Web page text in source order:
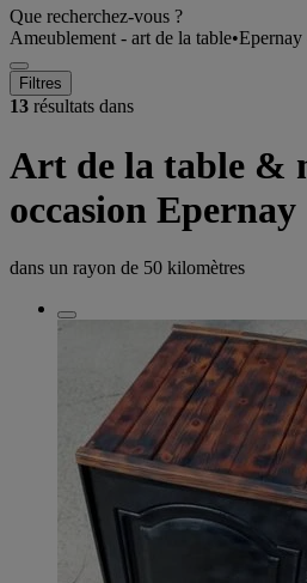
Que recherchez-vous ?
Ameublement - art de la table•
Filtres
13 résultats dans
Art de la table &
occasion Epernay
dans un rayon de 50 kilomètres